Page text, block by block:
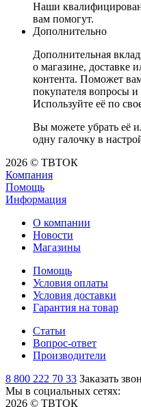
Наши
вам помогут.
Дополнительно
Дополнительная
о магазине, доставке
контента. Поможет
покупателя вопросы и
Используйте её по
Вы можете убрать её
одну галочку в
2026 © ТВТОК
Компания
Помощь
Информация
О компании
Новости
Магазины
Помощь
Условия оплаты
Условия доставки
Гарантия на товар
Статьи
Вопрос-ответ
Производители
8 800 222 70 33 Заказать
Мы в социальных сетях:
2026 © ТВТОК